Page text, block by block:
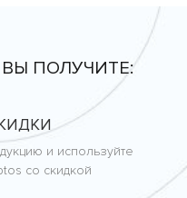
ПОЛУЧИТЕ:
и используйте
со скидкой